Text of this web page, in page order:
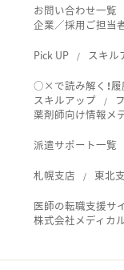
お問い合わせ一覧
企業／採用ご担当
Pick UP スキル
○×で読み解く！履
スキルアップ
薬剤師向け情報メデ
派遣サポート一覧
札幌支店 東北
医師の転職支援サ
株式会社メディカ